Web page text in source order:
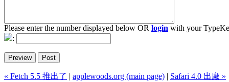
Please enter the number displayed below OR login with your
:
« Fetch 5.5 推出了 applewoods.org (main page) Safari 4.0 出廠 »